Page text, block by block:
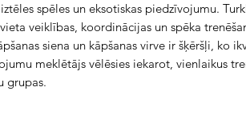
spēles un eksotiskas piedzīvojumu.
veiklības, koordinācijas un spēka
siena un kāpšanas virve ir šķēršļi, ko
meklētājs vēlēsies iekarot, vienlaikus
grupas.